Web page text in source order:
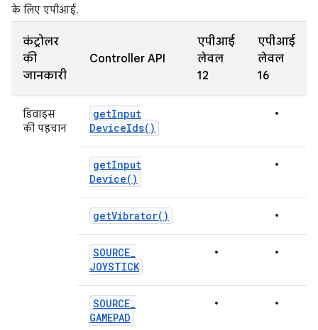
के लिए एपीआई.
कंट्रोलर
की
जानकारी
Controller API
एपीआई
लेवल
12
एपीआई
लेवल
16
डिवाइस
की पहचान
getInput
DeviceIds( )
•
getInput
Device( )
•
getVibrator( ) •
SOURCE_
JOYSTICK
• •
SOURCE_
GAMEPAD
• •